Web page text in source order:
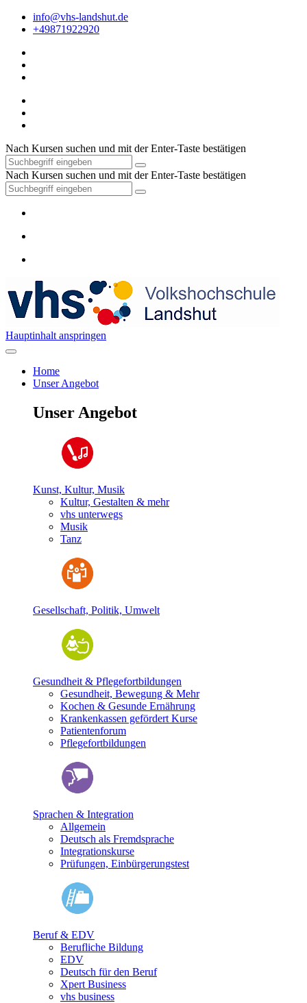
info@vhs-landshut.de
+49871922920
Nach Kursen suchen und mit der Enter-Taste bestätigen
Nach Kursen suchen und mit der Enter-Taste bestätigen
Hauptinhalt anspringen
Home
Unser Angebot
Unser Angebot
Kunst, Kultur, Musik
Kultur, Gestalten & mehr
vhs unterwegs
Musik
Tanz
Gesellschaft, Politik, Umwelt
Gesundheit & Pflegefortbildungen
Gesundheit, Bewegung & Mehr
Kochen & Gesunde Ernährung
Krankenkassen gefördert Kurse
Patientenforum
Pflegefortbildungen
Sprachen & Integration
Allgemein
Deutsch als Fremdsprache
Integrationskurse
Prüfungen, Einbürgerungstest
Beruf & EDV
Berufliche Bildung
EDV
Deutsch für den Beruf
Xpert Business
vhs business